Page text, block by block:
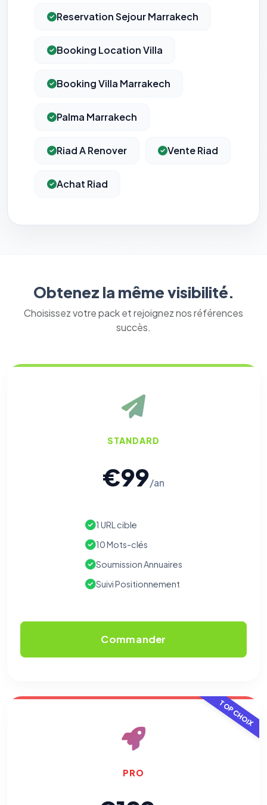
Reservation Sejour Marrakech
Booking Location Villa
Booking Villa Marrakech
Palma Marrakech
Riad A Renover Vente Riad
Achat Riad
Obtenez la même visibilité.
Choisissez votre pack et rejoignez nos références
succès.
STANDARD
€99/an
1 URL cible
10 Mots-clés
Soumission Annuaires
Suivi Positionnement
Commander
TOP CHOIX
PRO